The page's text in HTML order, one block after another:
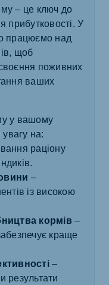
– це ключ до
прибутковості. У
працюємо над
щоб
поживних
ваших
у вашому
увагу на:
раціону
–
із високою
кормів –
краще
–
результати